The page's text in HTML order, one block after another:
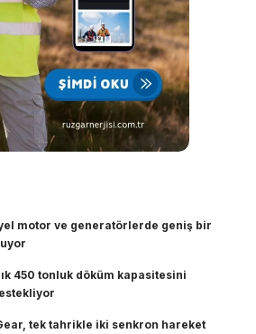
motor ve generatörlerde geniş bir
450 tonluk döküm kapasitesini
tek tahrikle iki senkron hareket